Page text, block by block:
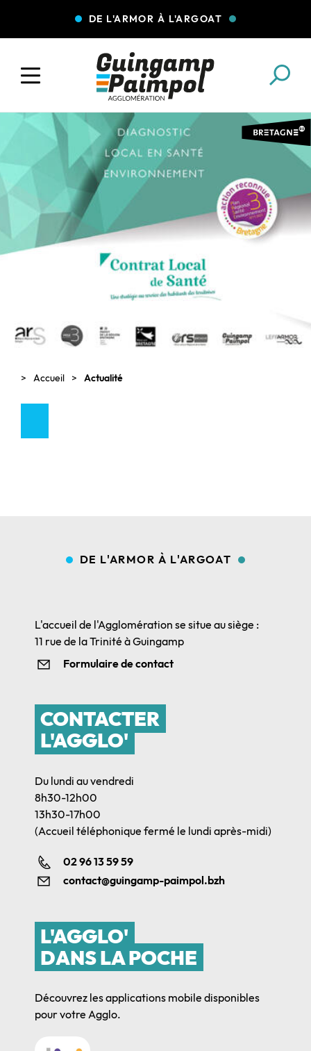
DE L'ARMOR À L'ARGOAT
COLLECTE DES DÉCHETS EAU ET ASSAINISSEMENT
ENFANCE JEUNESSE L'AGGLO' RECRUTE
PISCINES
Accueil Actualité
DE L'ARMOR À L'ARGOAT
L'accueil de l'Agglomération se situe au siège :
11 rue de la Trinité à Guingamp
Formulaire de contact
CONTACTER
L'AGGLO'
Du lundi au vendredi
8h30-12h00
13h30-17h00
(Accueil téléphonique fermé le lundi après-midi)
02 96 13 59 59
contact@guingamp-paimpol.bzh
L'AGGLO'
DANS LA POCHE
Découvrez les applications mobile disponibles
pour votre Agglo.